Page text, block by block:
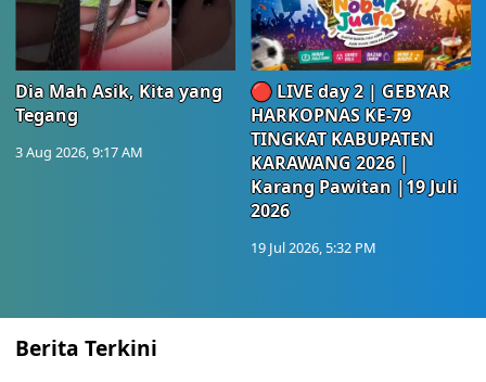
Dia Mah Asik, Kita yang
Tegang
3 Aug 2026, 9:17 AM
🔴 LIVE day 2 | GEBYAR
HARKOPNAS KE-79
TINGKAT KABUPATEN
KARAWANG 2026 |
Karang Pawitan |19 Juli
2026
19 Jul 2026, 5:32 PM
Berita Terkini